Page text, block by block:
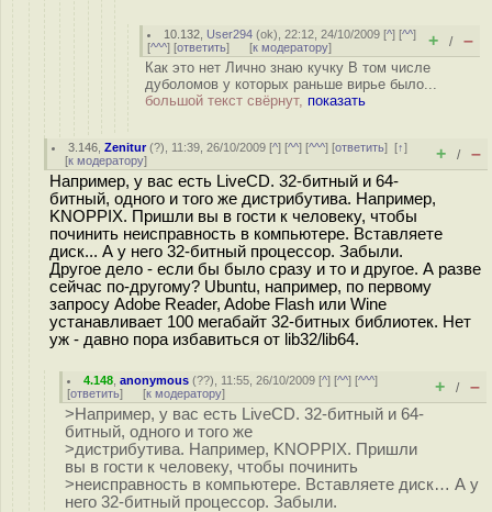
10.132 User294 (ok), 22:12, 24/10/2009 [^] [^^]
[^^^] [ответить] [к модератору] + / –
Как это нет Лично знаю кучку В том числе
дуболомов у которых раньше вирье было...
большой текст свёрнут, показать
3.146 ,Zenitur(?), 11:39, 26/10/2009 [^] [^^] [^^^] [ответить][↑]
[к модератору] + / –
Например, у вас есть LiveCD. 32-битный и 64-
битный, одного и того же дистрибутива. Например,
KNOPPIX. Пришли вы в гости к человеку, чтобы
починить неисправность в компьютере. Вставляете
диск... А у него 32-битный процессор. Забыли.
Другое дело - если бы было сразу и то и другое. А разве
сейчас по-другому? Ubuntu, например, по первому
запросу Adobe Reader, Adobe Flash или Wine
устанавливает 100 мегабайт 32-битных библиотек. Нет
уж - давно пора избавиться от lib32/lib64.
4.148 ,anonymous (??), 11:55, 26/10/2009 [^] [^^] [^^^]
[ответить] [к модератору] + / –
>Например, у вас есть LiveCD. 32-битный и 64-
битный, одного и того же
>дистрибутива. Например, KNOPPIX. Пришли
вы в гости к человеку, чтобы починить
>неисправность в компьютере. Вставляете диск… А у
него 32-битный процессор. Забыли.